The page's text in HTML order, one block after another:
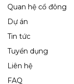
Quan hệ cổ đông
Dự án
Tin tức
Tuyển dụng
Liên hệ
FAQ